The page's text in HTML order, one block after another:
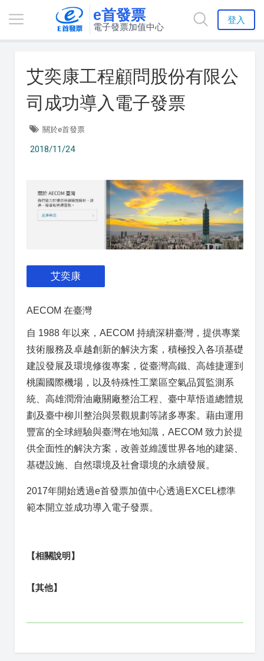
e首發票
電子發票加值中心
登入
艾奕康工程顧問股份有限公
司成功導入電子發票
關於e首發票
2018/11/24
艾奕康
AECOM 在臺灣
自 1988 年以來，AECOM 持續深耕臺灣，提供專業
技術服務及卓越創新的解決方案，積極投入各項基礎
建設發展及環境修復專案，從臺灣高鐵、高雄捷運到
桃園國際機場，以及特殊性工業區空氣品質監測系
統、高雄潤滑油廠關廠整治工程、臺中草悟道總體規
劃及臺中柳川整治與景觀規劃等諸多專案。藉由運用
豐富的全球經驗與臺灣在地知識，AECOM 致力於提
供全面性的解決方案，改善並維護世界各地的建築、
基礎設施、自然環境及社會環境的永續發展。
2017年開始透過e首發票加值中心透過EXCEL標準
範本開立並成功導入電子發票。
【相關說明】
【其他】